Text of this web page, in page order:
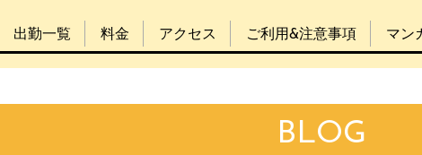
出勤一覧 料金 アクセス ご利用&注意事項 マン
BLOG